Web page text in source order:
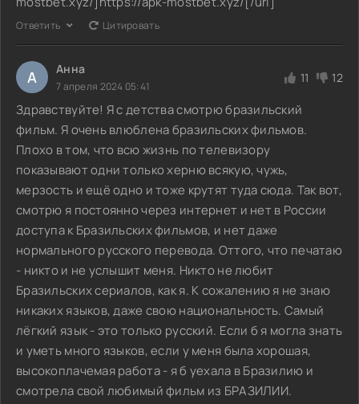
Ответить Цитировать
А Анна
7 апреля 2024 05:41
11 12
Здравствуйте! Я с детства смотрю бразильский
фильм. Я очень влюблена бразильских фильмов.
Плохо в том, что всю жизнь по телевизору
показывают одни только херню всякую, чужь,
мерзость и ещё одно и тоже крутят туда сюда. Так вот,
смотрю я постоянно через интернет и нет в России
доступа к Бразильских фильмов, и нет даже
нормального русского перевода. Оттого, что печатаю
- никто и не услышит меня. Никто не любит
Бразильских сериалов, как я. К сожалению я не знаю
никаких языков, даже свою национальность. Самый
лёгкий язык - это только русский. Если б я могла знать
и уметь много языков, если у меня была хорошая,
высокоплачемая работа - я б уехала в Бразилию и
смотрела свой любимый фильм из БРАЗИЛИИ.